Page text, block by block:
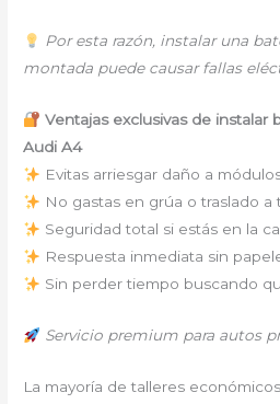
Por esta razón, instalar una
montada puede causar fallas
Ventajas exclusivas de instalar
Audi A4
Evitas arriesgar daño a
No gastas en grúa o traslado a
Seguridad total si estás en la
Respuesta inmediata sin
Sin perder tiempo buscando
Servicio premium para autos
La mayoría de talleres